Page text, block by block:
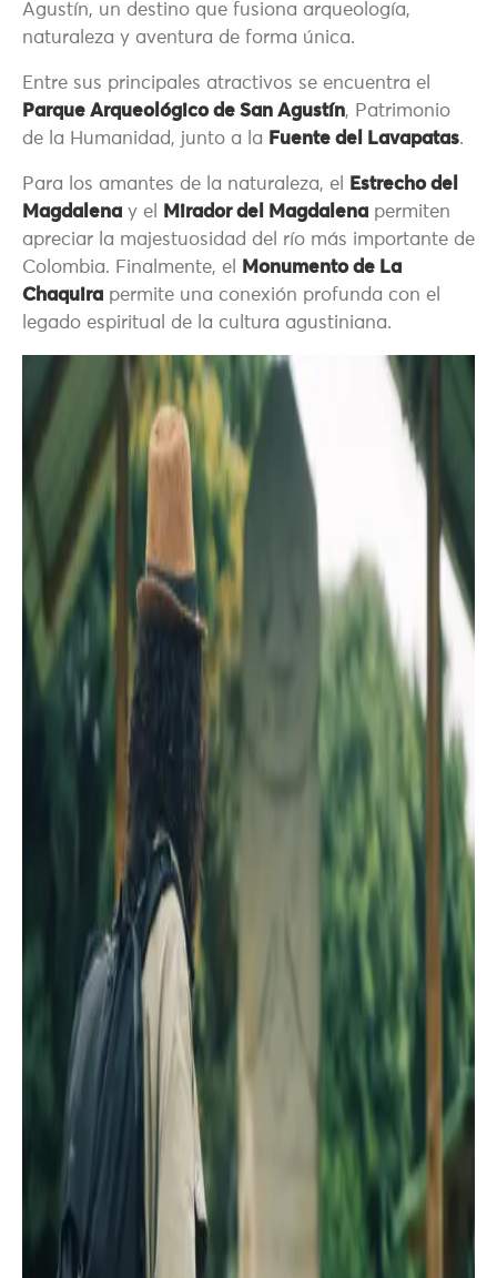
Agustín, un destino que fusiona arqueología,
naturaleza y aventura de forma única.
Entre sus principales atractivos se encuentra el
Parque Arqueológico de San Agustín, Patrimonio
de la Humanidad, junto a la Fuente del Lavapatas.
Para los amantes de la naturaleza, el
Estrecho del
Magdalena y el Mirador del Magdalena permiten
apreciar la majestuosidad del río más importante de
Colombia. Finalmente, el
Monumento de La
Chaquira permite una conexión profunda con el
legado espiritual de la cultura agustiniana.